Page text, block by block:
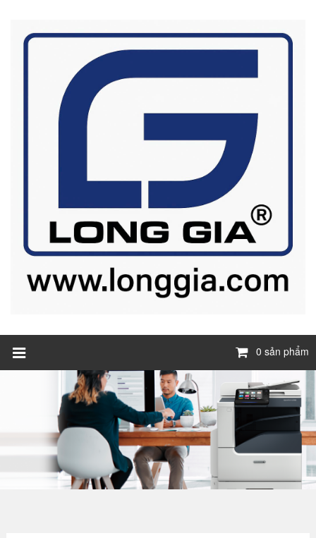
0 sản phẩm